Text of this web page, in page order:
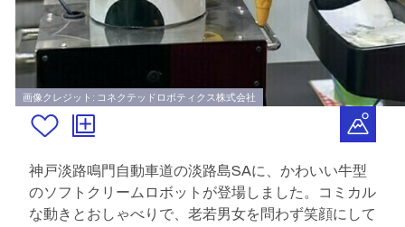
画像クレジット: コネクテッドロボティクス株式会社
神戸淡路鳴門自動車道の淡路島SAに、かわいい牛型
のソフトクリームロボットが登場しました。コミカル
な動きとおしゃべりで、老若男女を問わず笑顔にして